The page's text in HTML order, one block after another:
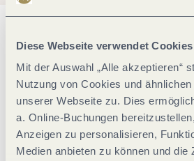
Diese Webseite verwendet Cookies
Mit der Auswahl „Alle akzeptieren“
Nutzung von Cookies und
unserer Webseite zu. Dies
a. Online-Buchungen
Anzeigen zu personalisieren,
Medien anbieten zu können und die
Allgemeine
Eignung
Lage